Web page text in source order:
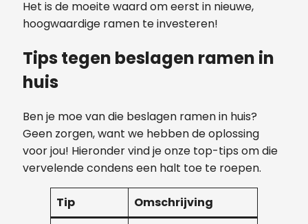
Het is de moeite waard om eerst in nieuwe,
hoogwaardige ramen te investeren!
Tips tegen beslagen ramen in
huis
Ben je moe van die beslagen ramen in huis?
Geen zorgen, want we hebben de oplossing
voor jou! Hieronder vind je onze top-tips om die
vervelende condens een halt toe te roepen.
Tip Omschrijving